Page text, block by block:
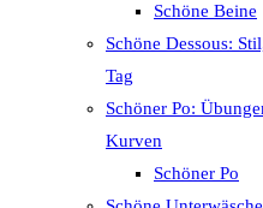
Schöne Beine
Schöne Dessous:
Tag
Schöner Po:
Kurven
Schöner Po